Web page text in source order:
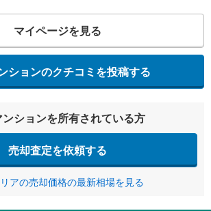
マイページを見る
ションのクチコミを投稿する
ンションを所有されている方
売却査定を依頼する
アの売却価格の最新相場を見る